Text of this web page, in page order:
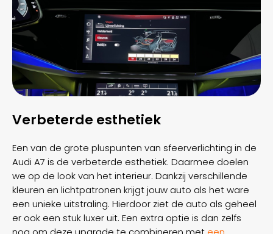
Verbeterde esthetiek
Een van de grote pluspunten van sfeerverlichting in de
Audi A7 is de verbeterde esthetiek. Daarmee doelen
we op de look van het interieur. Dankzij verschillende
kleuren en lichtpatronen krijgt jouw auto als het ware
een unieke uitstraling. Hierdoor ziet de auto als geheel
er ook een stuk luxer uit. Een extra optie is dan zelfs